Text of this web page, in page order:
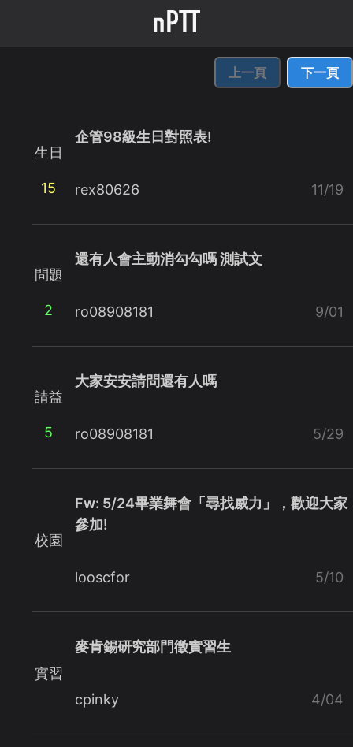
上一頁 下一頁
生日
15
企管98級生日對照表!
rex80626 11/19
問題
2
還有人會主動消勾勾嗎 測試文
ro08908181 9/01
請益
5
大家安安請問還有人嗎
ro08908181 5/29
校園
Fw: 5/24畢業舞會「尋找威力」，歡迎大家
參加!
looscfor 5/10
實習
麥肯錫研究部門徵實習生
cpinky 4/04